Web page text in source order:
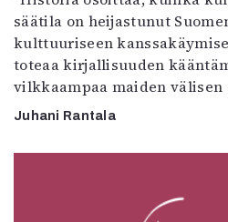
säätila on heijastunut
kulttuuriseen
toteaa kirjallisuuden
vilkkaampaa maiden välisen
Juhani Rantala